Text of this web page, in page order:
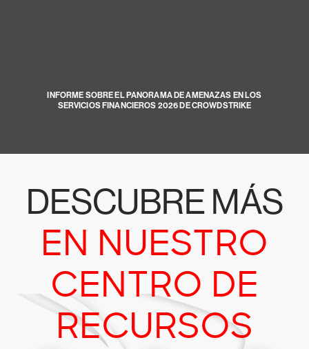
INFORME SOBRE EL PANORAMA DE AMENAZAS EN LOS
SERVICIOS FINANCIEROS 2026 DE CROWDSTRIKE
DESCUBRE MÁS
EN NUESTRO
CENTRO DE
RECURSOS